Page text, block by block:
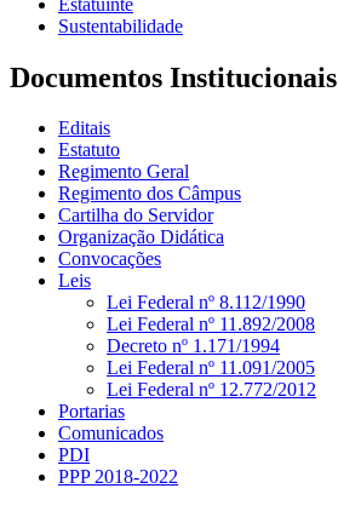
Sustentabilidade
Documentos Institucionais
Editais
Estatuto
Regimento Geral
Regimento dos Câmpus
Cartilha do Servidor
Organização Didática
Convocações
Leis
Lei Federal nº 8.112/1990
Lei Federal nº 11.892/2008
Decreto nº 1.171/1994
Lei Federal nº 11.091/2005
Lei Federal nº 12.772/2012
Portarias
Comunicados
PDI
PPP 2018-2022